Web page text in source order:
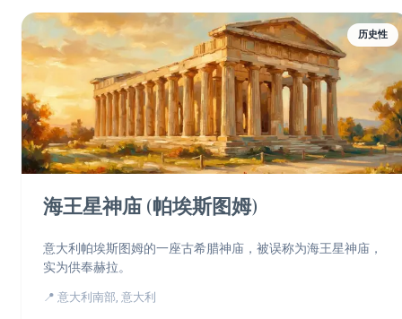
历史性
海王星神庙 (帕埃斯图姆)
意大利帕埃斯图姆的一座古希腊神庙，被误称为海王星神庙，
实为供奉赫拉。
📍 意大利南部, 意大利